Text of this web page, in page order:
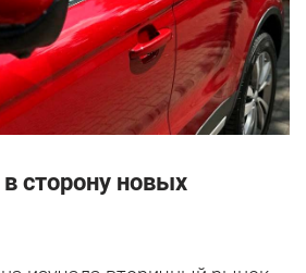
сторону новых